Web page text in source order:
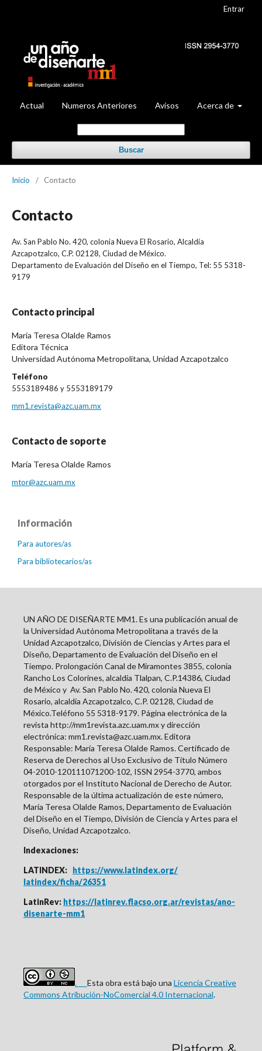
Actual Numeros Anteriores Avisos Acerca de
Buscar
Entrar
Inicio / Contacto
Contacto
Av. San Pablo No. 420, colonia Nueva El Rosario, Alcaldía
Azcapotzalco, C.P. 02128, Ciudad de México.
Departamento de Evaluación del Diseño en el Tiempo, Tel: 55 5318-
9179
Contacto principal
María Teresa Olalde Ramos
Editora Técnica
Universidad Autónoma Metropolitana, Unidad Azcapotzalco
Teléfono
5553189486 y 5553189179
mm1.revista@azc.uam.mx
Contacto de soporte
María Teresa Olalde Ramos
mtor@azc.uam.mx
Información
Para autores/as
Para bibliotecarios/as
UN AÑO DE DISEÑARTE MM1. Es una publicación anual de
la Universidad Autónoma Metropolitana a través de la
Unidad Azcapotzalco, División de Ciencias y Artes para el
Diseño, Departamento de Evaluación del Diseño en el
Tiempo. Prolongación Canal de Miramontes 3855, colonia
Rancho Los Colorines, alcaldía Tlalpan, C.P.14386, Ciudad
de México y Av. San Pablo No. 420, colonia Nueva El
Rosario, alcaldía Azcapotzalco, C.P. 02128, Ciudad de
México.Teléfono 55 5318-9179. Página electrónica de la
revista http://mm1revista.azc.uam.mx y dirección
electrónica: mm1.revista@azc.uam.mx. Editora
Responsable: María Teresa Olalde Ramos. Certificado de
Reserva de Derechos al Uso Exclusivo de Título Número
04-2010-120111071200-102, ISSN 2954-3770, ambos
otorgados por el Instituto Nacional de Derecho de Autor.
Responsable de la última actualización de este número,
María Teresa Olalde Ramos, Departamento de Evaluación
del Diseño en el Tiempo, División de Ciencia y Artes para el
Diseño, Unidad Azcapotzalco.
Indexaciones:
LATINDEX: https://www.latindex.org/
latindex/ficha/26351
LatinRev: https://latinrev.flacso.org.ar/revistas/ano-
disenarte-mm1
. Esta obra está bajo una Licencia Creative
Commons Atribución-NoComercial 4.0 Internacional.